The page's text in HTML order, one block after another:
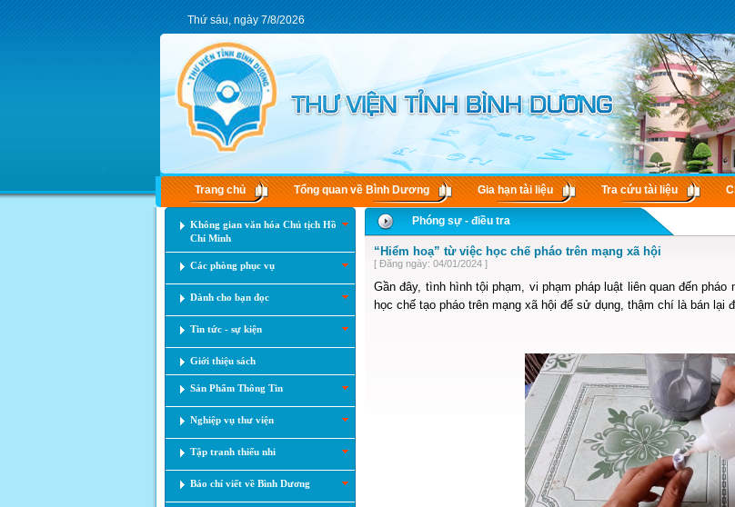
Thứ sáu, ngày 7/8/2026
Trang chủ Tổng quan về Bình Dương Gia hạn tài liệu Tra cứu tài liệu
Không gian văn hóa Chủ tịch Hồ
Chí Minh
Các phòng phục vụ
Dành cho bạn đọc
Tin tức - sự kiện
Giới thiệu sách
Sản Phẩm Thông Tin
Nghiệp vụ thư viện
Tập tranh thiếu nhi
Báo chí viết về Bình Dương
Phóng sự - điều tra
“Hiểm hoạ” từ việc học chế pháo trên mạng xã hội
[ Đăng ngày: 04/01/2024 ]
Gần đây, tình hình tội phạm, vi phạm pháp luật liên quan đến
học chế tạo pháo trên mạng xã hội để sử dụng, thậm chí là bán lại